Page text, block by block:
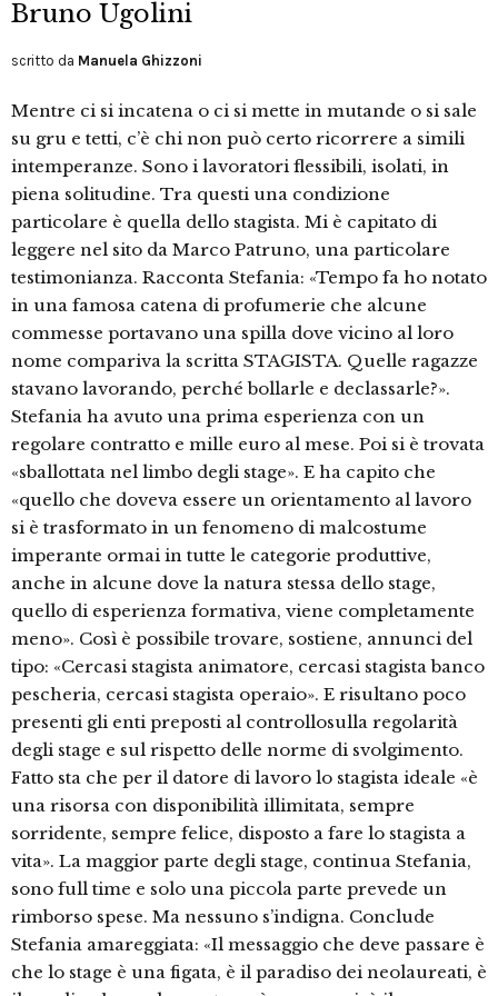
Bruno Ugolini
scritto da Manuela Ghizzoni
Mentre ci si incatena o ci si mette in mutande o si sale
su gru e tetti, c’è chi non può certo ricorrere a simili
intemperanze. Sono i lavoratori flessibili, isolati, in
piena solitudine. Tra questi una condizione
particolare è quella dello stagista. Mi è capitato di
leggere nel sito da Marco Patruno, una particolare
testimonianza. Racconta Stefania: «Tempo fa ho notato
in una famosa catena di profumerie che alcune
commesse portavano una spilla dove vicino al loro
nome compariva la scritta STAGISTA. Quelle ragazze
stavano lavorando, perché bollarle e declassarle?».
Stefania ha avuto una prima esperienza con un
regolare contratto e mille euro al mese. Poi si è trovata
«sballottata nel limbo degli stage». E ha capito che
«quello che doveva essere un orientamento al lavoro
si è trasformato in un fenomeno di malcostume
imperante ormai in tutte le categorie produttive,
anche in alcune dove la natura stessa dello stage,
quello di esperienza formativa, viene completamente
meno». Così è possibile trovare, sostiene, annunci del
tipo: «Cercasi stagista animatore, cercasi stagista banco
pescheria, cercasi stagista operaio». E risultano poco
presenti gli enti preposti al controllosulla regolarità
degli stage e sul rispetto delle norme di svolgimento.
Fatto sta che per il datore di lavoro lo stagista ideale «è
una risorsa con disponibilità illimitata, sempre
sorridente, sempre felice, disposto a fare lo stagista a
vita». La maggior parte degli stage, continua Stefania,
sono full time e solo una piccola parte prevede un
rimborso spese. Ma nessuno s’indigna. Conclude
Stefania amareggiata: «Il messaggio che deve passare è
che lo stage è una figata, è il paradiso dei neolaureati, è